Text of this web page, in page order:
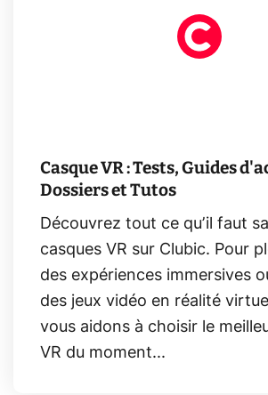
Casque VR : Tests, Guides
Dossiers et Tutos
Découvrez tout ce qu’il faut
casques VR sur Clubic. Pour
des expériences immersives
des jeux vidéo en réalité
vous aidons à choisir le
VR du moment...